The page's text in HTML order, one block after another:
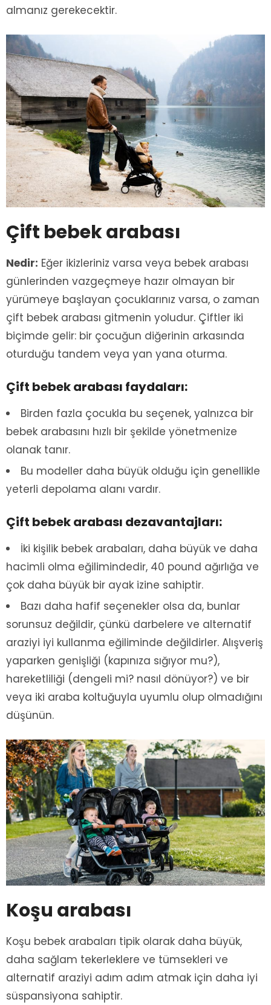
almanız gerekecektir.
Çift bebek arabası
Nedir: Eğer ikizleriniz varsa veya bebek arabası
günlerinden vazgeçmeye hazır olmayan bir
yürümeye başlayan çocuklarınız varsa, o zaman
çift bebek arabası gitmenin yoludur. Çiftler iki
biçimde gelir: bir çocuğun diğerinin arkasında
oturduğu tandem veya yan yana oturma.
Çift bebek arabası faydaları:
Birden fazla çocukla bu seçenek, yalnızca bir
bebek arabasını hızlı bir şekilde yönetmenize
olanak tanır.
Bu modeller daha büyük olduğu için genellikle
yeterli depolama alanı vardır.
Çift bebek arabası dezavantajları:
İki kişilik bebek arabaları, daha büyük ve daha
hacimli olma eğilimindedir, 40 pound ağırlığa ve
çok daha büyük bir ayak izine sahiptir.
Bazı daha hafif seçenekler olsa da, bunlar
sorunsuz değildir, çünkü darbelere ve alternatif
araziyi iyi kullanma eğiliminde değildirler. Alışveriş
yaparken genişliği (kapınıza sığıyor mu?),
hareketliliği (dengeli mi? nasıl dönüyor?) ve bir
veya iki araba koltuğuyla uyumlu olup olmadığını
düşünün.
Koşu arabası
Koşu bebek arabaları tipik olarak daha büyük,
daha sağlam tekerleklere ve tümsekleri ve
alternatif araziyi adım adım atmak için daha iyi
süspansiyona sahiptir.